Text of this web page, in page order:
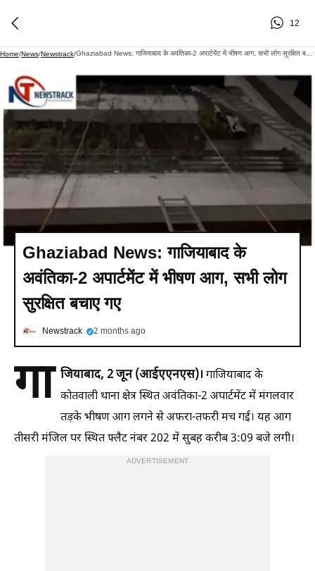
12
Home/News/Newstrack/
Ghaziabad News: गाजियाबाद के
अवंतिका-2 अपार्टमेंट में भीषण आग, सभी लोग
सुरक्षित बचाए गए
Newstrack 2 months ago
गा जियाबाद, 2 जून (आईएएनएस)। गाजियाबाद के
कोतवाली थाना क्षेत्र स्थित अवंतिका-2 अपार्टमेंट में मंगलवार
तड़के भीषण आग लगने से अफरा-तफरी मच गई। यह आग
तीसरी मंजिल पर स्थित फ्लैट नंबर 202 में सुबह करीब 3:09 बजे लगी।
ADVERTISEMENT